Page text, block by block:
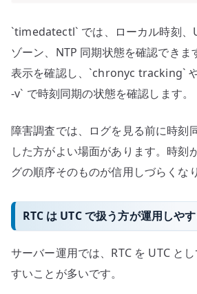
`timedatectl` では、ローカル時刻、
ゾーン、NTP 同期状態を確認でき
表示を確認し、`chronyc tracking`
-v` で時刻同期の状態を確認します。
障害調査では、ログを見る前に時刻
した方がよい場面があります。時刻
グの順序そのものが信用しづらくな
RTC は UTC で扱う方が運用しや
サーバー運用では、RTC を UTC と
すいことが多いです。